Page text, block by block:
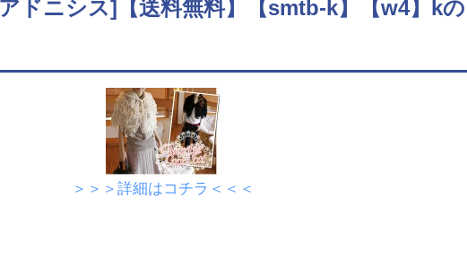
ドニシス]【送料無料】【smtb-k】【w4】kの
＞＞＞詳細はコチラ＜＜＜